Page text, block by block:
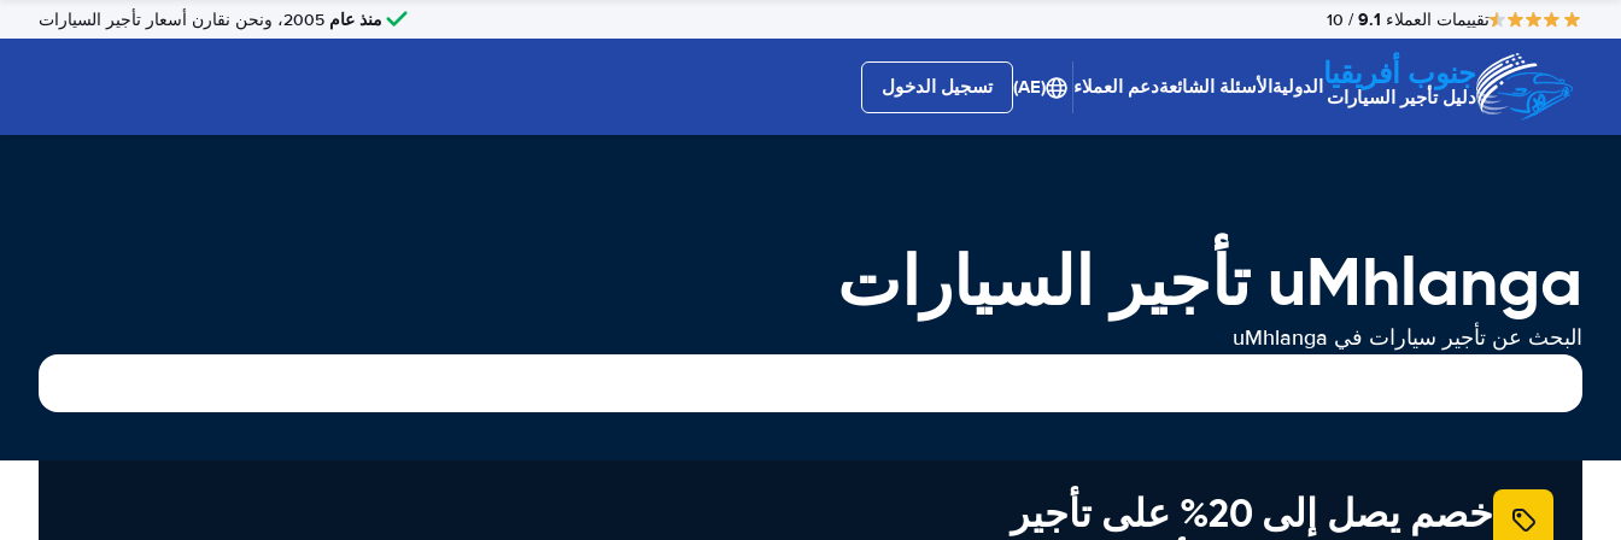
تقييمات العملاء 9.1
/ 10 منذ عام
جنوب أفريقيا
دليل تأجير السياراتالدوليةالأسئلة الشائعةدعم العملاء (AE) تسجيل الدخول
uMhlanga تأجير السيارات
البحث عن تأجير سيارات في uMhlanga
خصم يصل إلى 20% على تأجير